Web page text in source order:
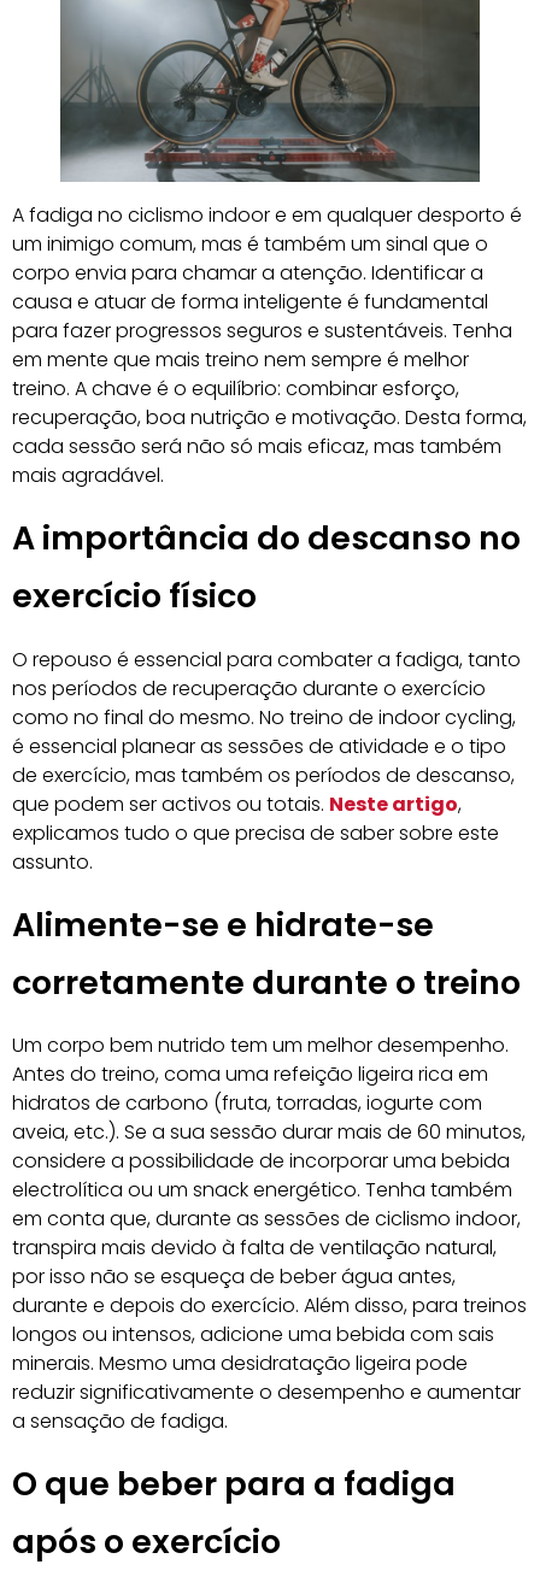
A fadiga no ciclismo indoor e em qualquer desporto é
um inimigo comum, mas é também um sinal que o
corpo envia para chamar a atenção. Identificar a
causa e atuar de forma inteligente é fundamental
para fazer progressos seguros e sustentáveis. Tenha
em mente que mais treino nem sempre é melhor
treino. A chave é o equilíbrio: combinar esforço,
recuperação, boa nutrição e motivação. Desta forma,
cada sessão será não só mais eficaz, mas também
mais agradável.
A importância do descanso no
exercício físico
O repouso é essencial para combater a fadiga, tanto
nos períodos de recuperação durante o exercício
como no final do mesmo. No treino de indoor cycling,
é essencial planear as sessões de atividade e o tipo
de exercício, mas também os períodos de descanso,
que podem ser activos ou totais. Neste artigo,
explicamos tudo o que precisa de saber sobre este
assunto.
Alimente-se e hidrate-se
corretamente durante o treino
Um corpo bem nutrido tem um melhor desempenho.
Antes do treino, coma uma refeição ligeira rica em
hidratos de carbono (fruta, torradas, iogurte com
aveia, etc.). Se a sua sessão durar mais de 60 minutos,
considere a possibilidade de incorporar uma bebida
electrolítica ou um snack energético. Tenha também
em conta que, durante as sessões de ciclismo indoor,
transpira mais devido à falta de ventilação natural,
por isso não se esqueça de beber água antes,
durante e depois do exercício. Além disso, para treinos
longos ou intensos, adicione uma bebida com sais
minerais. Mesmo uma desidratação ligeira pode
reduzir significativamente o desempenho e aumentar
a sensação de fadiga.
O que beber para a fadiga
após o exercício